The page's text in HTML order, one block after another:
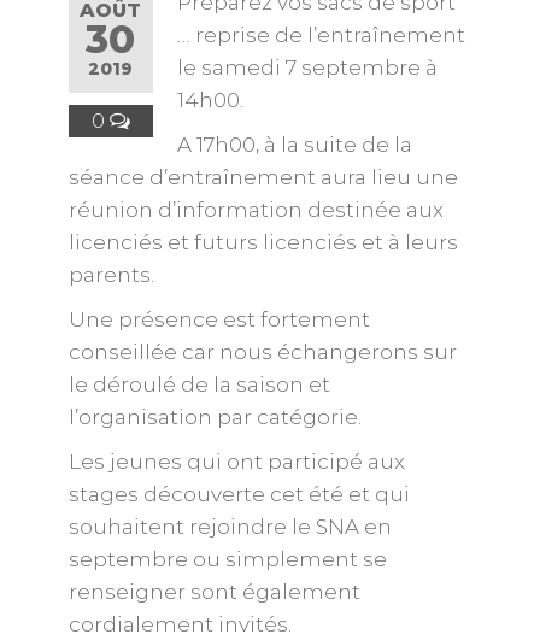
AOÛT
30
2019
0
… reprise de l’entraînement
le samedi 7 septembre à
14h00.
A 17h00, à la suite de la
séance d’entraînement aura lieu une
réunion d’information destinée aux
licenciés et futurs licenciés et à leurs
parents.
Une présence est fortement
conseillée car nous échangerons sur
le déroulé de la saison et
l’organisation par catégorie.
Les jeunes qui ont participé aux
stages découverte cet été et qui
souhaitent rejoindre le SNA en
septembre ou simplement se
renseigner sont également
cordialement invités.